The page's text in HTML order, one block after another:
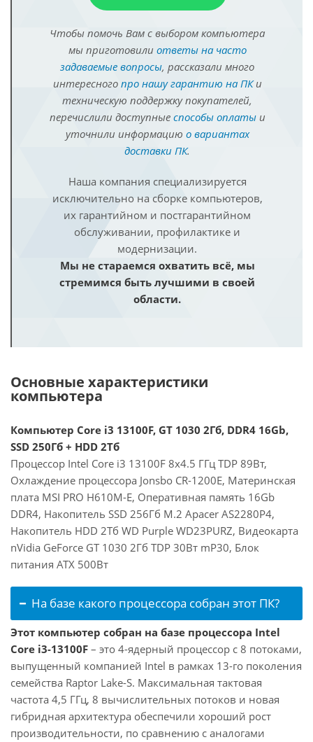
Чтобы помочь Вам с выбором компьютера
мы приготовили ответы на часто
задаваемые вопросы, рассказали много
интересного про нашу гарантию на ПКи
техническую поддержку покупателей,
перечислили доступные способы оплатыи
уточнили информацию о вариантах
доставки ПК.
Наша компания специализируется
исключительно на сборке компьютеров,
их гарантийном и постгарантийном
обслуживании, профилактике и
модернизации.
Мы не стараемся охватить всё, мы
стремимся быть лучшими в своей
области.
Основные характеристики
компьютера
Компьютер Core i3 13100F, GT 1030 2Гб, DDR4 16Gb,
SSD 250Гб + HDD 2Тб
Процессор Intel Core i3 13100F 8x4.5 ГГц TDP 89Вт,
Охлаждение процессора Jonsbo CR-1200E, Материнская
плата MSI PRO H610M-E, Оперативная память 16Gb
DDR4, Накопитель SSD 256Гб M.2 Apacer AS2280P4,
Накопитель HDD 2Тб WD Purple WD23PURZ, Видеокарта
nVidia GeForce GT 1030 2Гб TDP 30Вт mP30, Блок
питания ATX 500Вт
На базе какого процессора собран этот ПК?
Этот компьютер собран на базе процессора Intel
Core i3-13100F – это 4-ядерный процессор с 8 потоками,
выпущенный компанией Intel в рамках 13-го поколения
семейства Raptor Lake-S. Максимальная тактовая
частота 4,5 ГГц, 8 вычислительных потоков и новая
гибридная архитектура обеспечили хороший рост
производительности, по сравнению с аналогами